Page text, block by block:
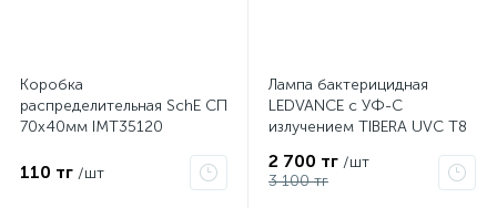
Коробка
распределительная SchE СП
70х40мм IMT35120
110 тг /шт
Лампа бактерицидная
LEDVANCE с УФ-С
излучением TIBERA UVC T8
2 700 тг /шт
3 100 тг